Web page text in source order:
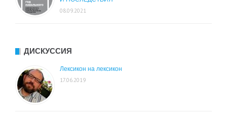
08.09.2021
ДИСКУССИЯ
Лексикон на лексикон
17.06.2019